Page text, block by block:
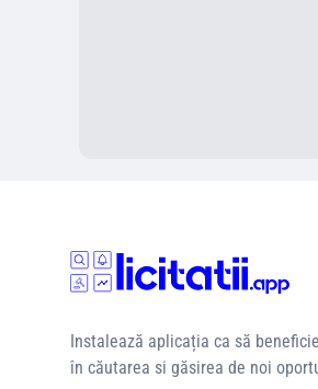
Instalează aplicația ca să
în căutarea si găsirea de noi